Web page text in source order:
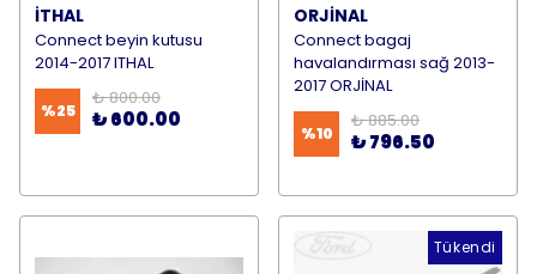
İTHAL
Connect beyin kutusu
2014-2017 ITHAL
%25
₺ 800.00
₺ 600.00
ORJİNAL
Connect bagaj
havalandırması sağ 2013-
2017 ORJİNAL
%10
₺ 885.00
₺ 796.50
Tükendi